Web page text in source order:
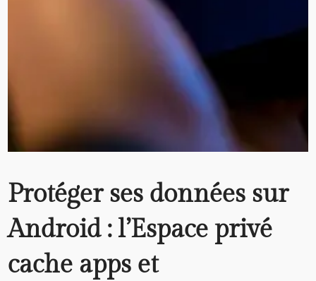
Protéger ses données sur
Android : l’Espace privé
cache apps et